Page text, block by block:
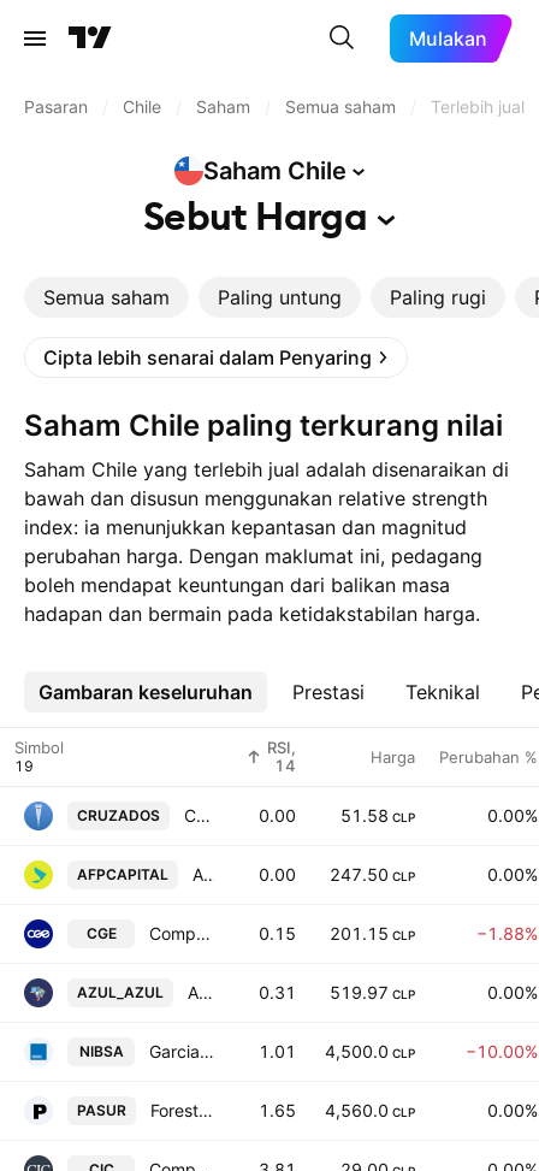
Mulakan
Pasaran Chile Saham Semua saham Terlebih jual
Saham Chile
Sebut Harga
Semua saham Paling untung Paling rugi
Cipta lebih senarai dalam Penyaring
Saham Chile paling terkurang nilai
Saham Chile yang terlebih jual adalah disenaraikan di
bawah dan disusun menggunakan relative strength
index: ia menunjukkan kepantasan dan magnitud
perubahan harga. Dengan maklumat ini, pedagang
boleh mendapat keuntungan dari balikan masa
hadapan dan bermain pada ketidakstabilan harga.
Gambaran keseluruhan Prestasi Teknikal
Lebih
Simbol
RSI,
14
Harga Perubahan %
CRUZADOS Cruzados SADP Class A 0.00 51.58 CLP 0.00%
AFPCAPITAL AFP Capital SA 0.00 247.50 CLP 0.00%
CGE Compania General de Electricidad S.A. 0.15 201.15 CLP −1.88%
AZUL_AZUL Azul Azul S.A. 0.31 519.97 CLP 0.00%
NIBSA Garcia Llorente Leiva S.A 1.01 4,500.0 CLP −10.00%
PASUR Forestal Constructora y Comercial del Pacifico Sur S.A. 1.65 4,560.0 CLP 0.00%